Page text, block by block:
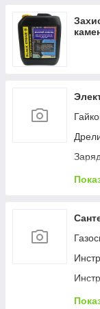
NPK,